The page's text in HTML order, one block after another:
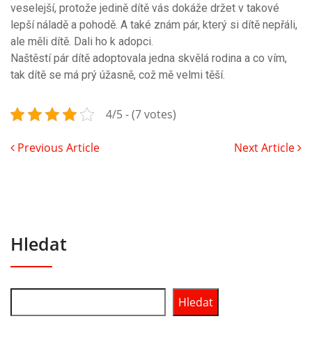
veselejší, protože jedině dítě vás dokáže držet v takové
lepší náladě a pohodě. A také znám pár, který si dítě nepřáli,
ale měli dítě. Dali ho k adopci.
Naštěstí pár dítě adoptovala jedna skvělá rodina a co vím,
tak dítě se má prý úžasně, což mě velmi těší.
4/5 - (7 votes)
Previous Article Next Article
Hledat
Hledat